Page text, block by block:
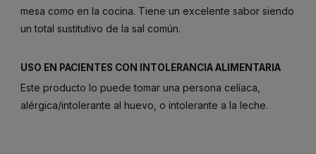
mesa como en la cocina. Tiene un excelente sabor siendo
un total sustitutivo de la sal común.
USO EN PACIENTES CON INTOLERANCIA ALIMENTARIA
Este producto lo puede tomar una persona celíaca,
alérgica/intolerante al huevo, o intolerante a la leche.